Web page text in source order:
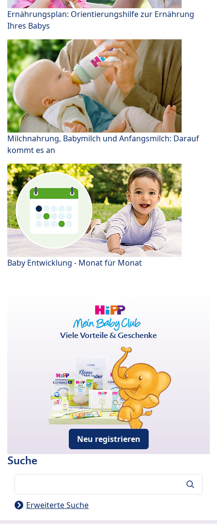
Ernährungsplan: Orientierungshilfe zur Ernährung
Ihres Babys
Milchnahrung, Babymilch und Anfangsmilch: Darauf
kommt es an
Baby Entwicklung - Monat für Monat
Viele Vorteile & Geschenke
Neu registrieren
Suche
Erweiterte Suche